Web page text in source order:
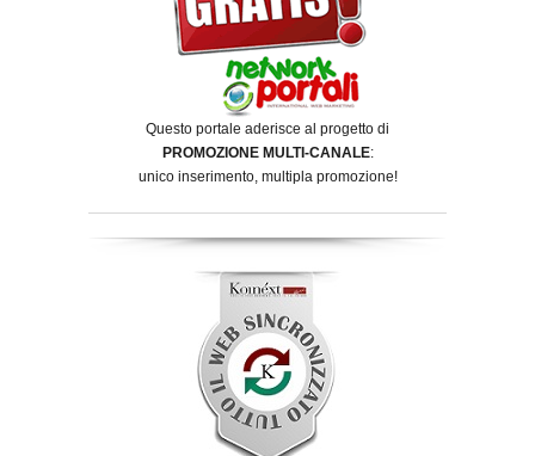
Questo portale aderisce al progetto di
PROMOZIONE MULTI-CANALE:
unico inserimento, multipla promozione!